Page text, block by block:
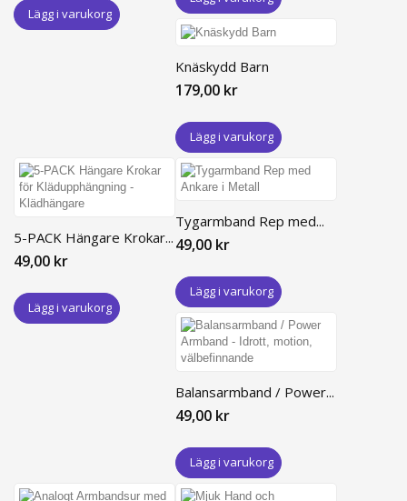
Lägg i varukorg
Knäskydd Barn
179,00 kr
Lägg i varukorg
5-PACK Hängare Krokar...
49,00 kr
Lägg i varukorg
Tygarmband Rep med...
49,00 kr
Lägg i varukorg
Balansarmband / Power...
49,00 kr
Lägg i varukorg